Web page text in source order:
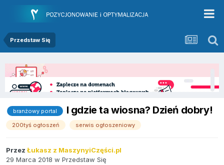
Przedstaw Się
branżowy portal I gdzie ta wiosna? Dzień dobry!
200tyś ogłoszeń serwis ogłoszeniowy
Przez Łukasz z MaszynyiCzęści.pl
29 Marca 2018 w Przedstaw Się